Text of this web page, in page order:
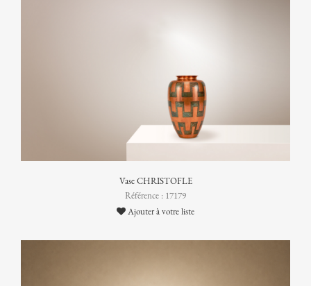
Vase CHRISTOFLE
Référence : 17179
Ajouter à votre liste